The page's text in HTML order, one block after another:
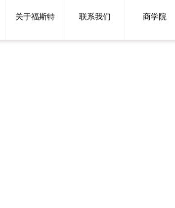
关于福斯特 联系我们 商学院